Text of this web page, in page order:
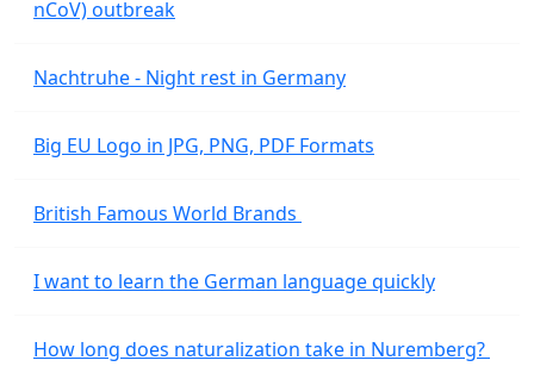
nCoV) outbreak
Nachtruhe - Night rest in Germany
Big EU Logo in JPG, PNG, PDF Formats
British Famous World Brands
I want to learn the German language quickly
How long does naturalization take in Nuremberg?